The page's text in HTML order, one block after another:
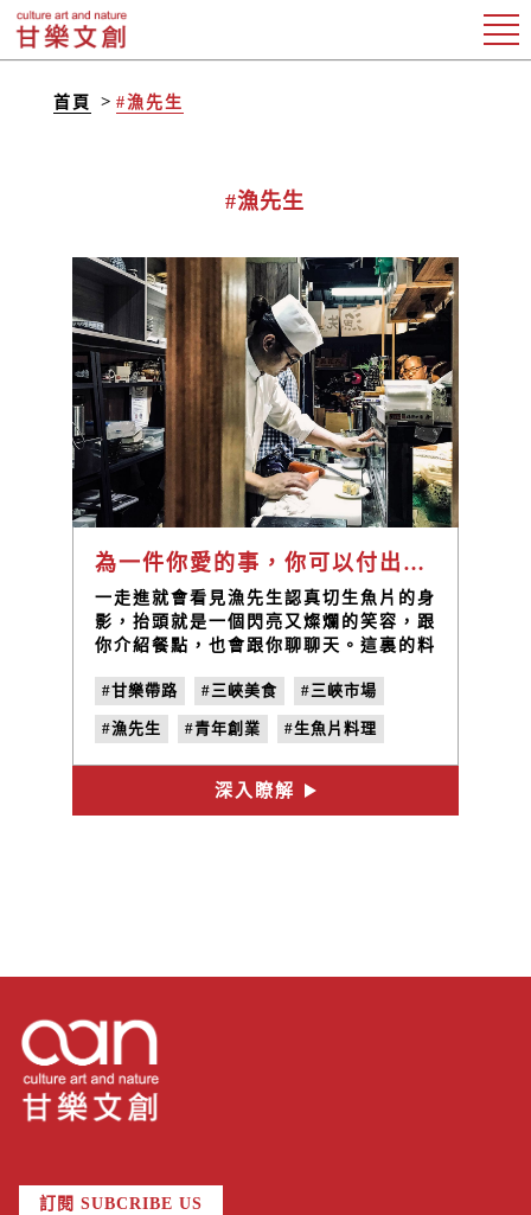
首頁 #漁先生
#漁先生
為一件你愛的事，你可以付出多少？｜甘樂帶路EP4
一走進就會看見漁先生認真切生魚片的身
影，抬頭就是一個閃亮又燦爛的笑容，跟
你介紹餐點，也會跟你聊聊天。這裏的料
難不喜歡上這樣簡單卻又豐富的口味。再
加上醋飯，以及一碗配料滿滿的味噌湯，
解除了一天的辛勞，也讓人嚐到真正的鮮
味。
#甘樂帶路 #三峽美食 #三峽市場
#漁先生 #青年創業 #生魚片料理
#地方創生
深入瞭解
訂閱 SUBCRIBE US